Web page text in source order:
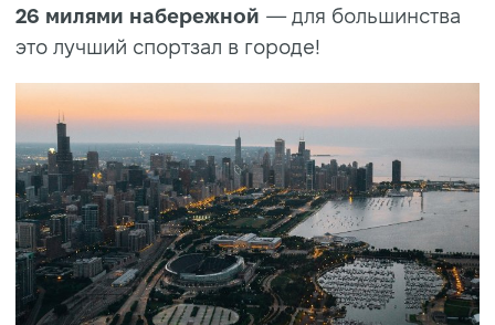
26 милями набережной — для большинства
это лучший спортзал в городе!